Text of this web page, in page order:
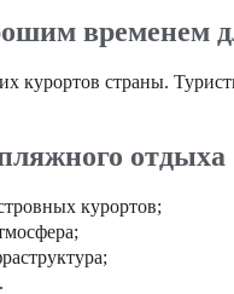
временем
курортов страны.
отдыха
курортов;